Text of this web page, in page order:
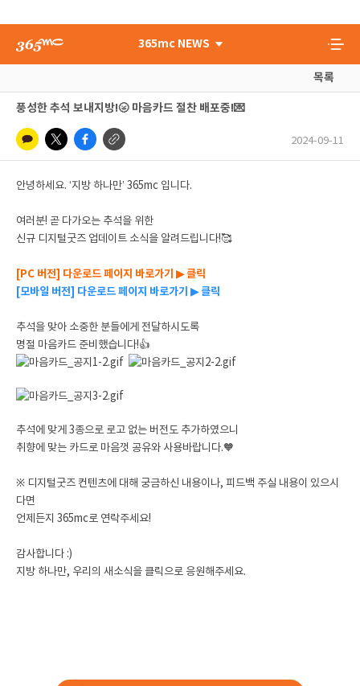
365mc NEWS
목록
풍성한 추석 보내지방!🌝 마음카드 절찬 배포중!💌
2024-09-11
안녕하세요. ‘지방 하나만’ 365mc 입니다.
여러분! 곧 다가오는 추석을 위한
신규 디지털굿즈 업데이트 소식을 알려드립니다!🥰
[PC 버전] 다운로드 페이지 바로가기 ▶ 클릭
[모바일 버전] 다운로드 페이지 바로가기 ▶ 클릭
추석을 맞아 소중한 분들에게 전달하시도록
명절 마음카드 준비했습니다!👍
추석에 맞게 3종으로 로고 없는 버전도 추가하였으니
취향에 맞는 카드로 마음껏 공유와 사용바랍니다.🧡
※ 디지털굿즈 컨텐츠에 대해 궁금하신 내용이나, 피드백 주실 내용이 있으시
다면
언제든지 365mc로 연락주세요!
감사합니다 :)
지방 하나만, 우리의 새소식을 클릭으로 응원해주세요.